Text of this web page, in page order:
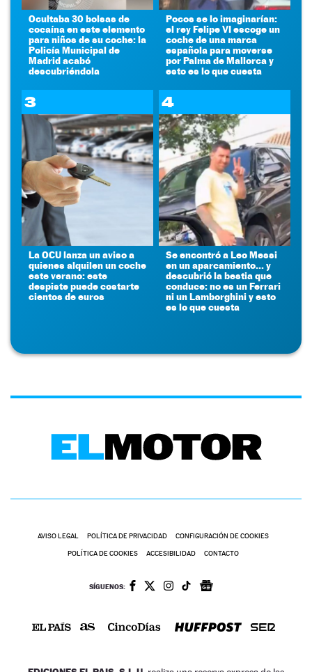
Ocultaba 30 bolsas de
cocaína en este elemento
para niños de su coche: la
Policía Municipal de
Madrid acabó
descubriéndola
Pocos se lo imaginarían:
el rey Felipe VI escoge un
coche de una marca
española para moverse
por Palma de Mallorca y
esto es lo que cuesta
3
La OCU lanza un aviso a
quienes alquilen un coche
este verano: este
despiste puede costarte
cientos de euros
4
Se encontró a Leo Messi
en un aparcamiento... y
descubrió la bestia que
conduce: no es un Ferrari
ni un Lamborghini y esto
es lo que cuesta
AVISO LEGAL POLÍTICA DE PRIVACIDAD CONFIGURACIÓN DE COOKIES
POLÍTICA DE COOKIES ACCESIBILIDAD CONTACTO
SÍGUENOS: